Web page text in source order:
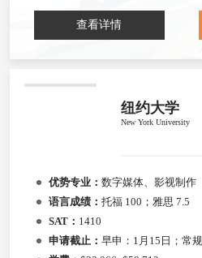
查看详情
纽约大学
New York University
优势专业： 数字媒体、影视制作
语言成绩： 托福 100；雅思 7.5
SAT： 1410
申请截止： 早申：1月15日；常